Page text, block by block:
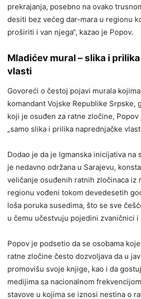
prekrajanja, posebno na ovako
desiti bez većeg dar-mara u regionu
proširiti i van njega“, kazao je Popov.
Mladićev mural – slika i
vlasti
Govoreći o čestoj pojavi murala
komandant Vojske Republike Srpske,
koji je osuđen za ratne zločine, Popov
„samo slika i prilika naprednjačke
Dodao je da je Igmanska inicijativa na
je nedavno održana u Sarajevu,
veličanje osuđenih ratnih zločinaca iz
regionu vođeni tokom devedesetih
loša poruka susedima, što se sve
u čemu učestvuju pojedini zvaničnici
Popov je podsetio da se osobama
ratne zločine često dozvoljava da u
promovišu svoje knjige, kao i da
medijima sa nacionalnom
stavove u kojima se iznosi nestina o